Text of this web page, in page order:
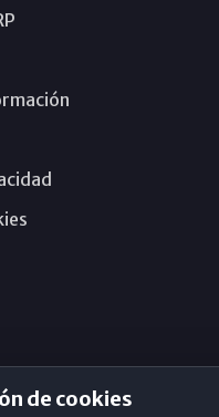
de cookies